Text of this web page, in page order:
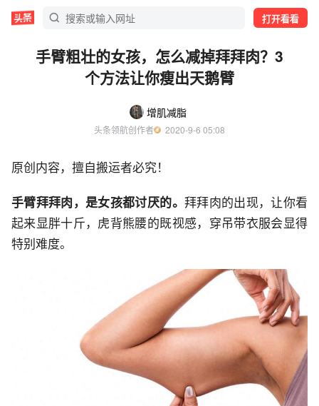
打开看看
手臂粗壮的女孩，怎么减掉拜拜肉？3
个方法让你瘦出天鹅臂
增肌减脂
头条领航创作者
  2020-9-6 05:08
原创内容，擅自搬运者必究！
手臂拜拜肉，是女孩都讨厌的。 拜拜肉的出现，让你看
起来显胖十斤，虎背熊腰的既视感，穿吊带衣服会显得
特别难度。